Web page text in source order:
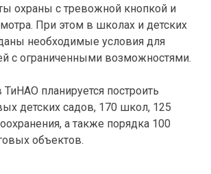
охраны с тревожной кнопкой и
При этом в школах и детских
необходимые условия для
с ограниченными возможностями.
ТиНАО планируется построить
детских садов, 170 школ, 125
а также порядка 100
объектов.